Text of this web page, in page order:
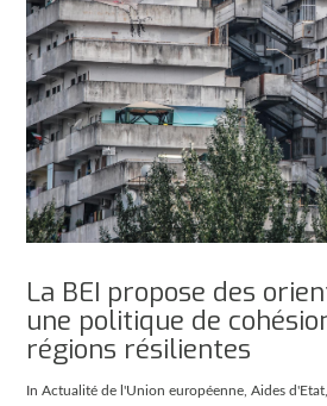
La BEI propose des
une politique de
régions résilientes
InActualité de l'Union européenne ,Aides d'Etat